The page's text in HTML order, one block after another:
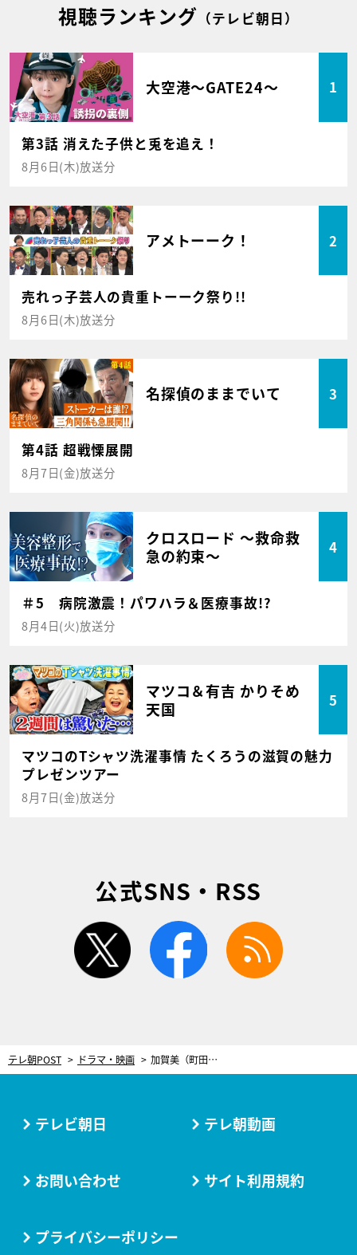
視聴ランキング （テレビ朝日）
大空港～GATE24～ 1
第3話 消えた子供と兎を追え！
8月6日(木)放送分
アメトーーク！ 2
売れっ子芸人の貴重トーーク祭り!!
8月6日(木)放送分
名探偵のままでいて 3
第4話 超戦慄展開
8月7日(金)放送分
クロスロード ～救命救
急の約束～
4
＃5 病院激震！パワハラ＆医療事故!?
8月4日(火)放送分
マツコ＆有吉 かりそめ
天国
5
マツコのTシャツ洗濯事情 たくろうの滋賀の魅力
プレゼンツアー
8月7日(金)放送分
公式SNS・RSS
twitter facebook
テレ朝POST ドラマ・映画 加賀美（町田啓太）が“紐グイ”キス…!? ドラマ『unknown』、揺れる三角関係が加速
テレビ朝日 テレ朝動画
お問い合わせ サイト利用規約
プライバシーポリシー